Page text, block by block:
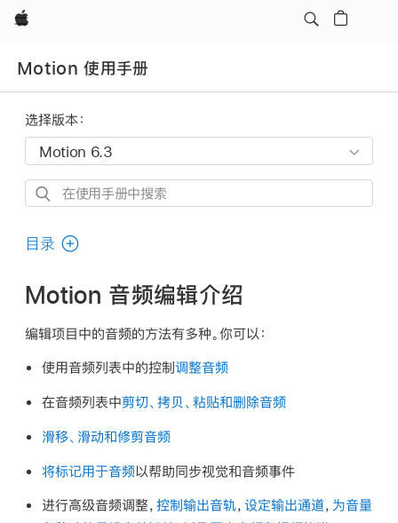
Apple
Motion 使用手册
选择版本：
在
用
册
中
搜
目录
Motion 音频编辑介绍
编辑项目中的音频的方法有多种。你可以：
使用音频列表中的控制 调整音频
在音频列表中剪切、拷贝、粘贴和删除音频
滑移、滑动和修剪音频
将标记用于音频以帮助同步视觉和音频事件
进行高级音频调整， 控制输出音轨， 设定输出通道， 为音量